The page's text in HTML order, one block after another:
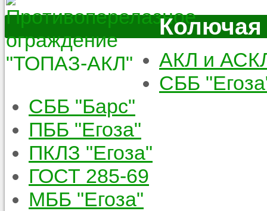
Колючая
АКЛ и
СББ
СББ "Барс"
ПББ "Егоза"
ПКЛЗ "Егоза"
ГОСТ 285-69
МББ "Егоза"